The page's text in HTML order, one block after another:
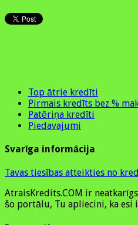
Top ātrie kredīti
Pirmais kredīts bez %
Patēriņa kredīti
Piedavajumi
Svarīga informācija
Tavas tiesības atteikties no
AtraisKredits.COM ir
šo portālu, Tu apliecini, ka esi